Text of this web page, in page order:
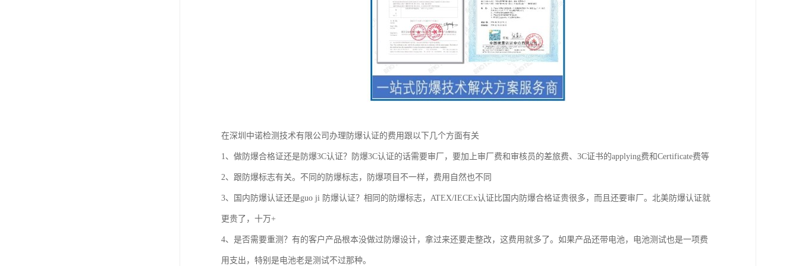
在深圳中诺检测技术有限公司办理防爆认证的费用跟以下几个方面有关
1、做防爆合格证还是防爆3C认证？防爆3C认证的话需要审厂，要加上审厂费和审核员的差旅费、3C证书的applying费和Certificate费等
2、跟防爆标志有关。不同的防爆标志，防爆项目不一样，费用自然也不同
3、国内防爆认证还是guo ji 防爆认证？相同的防爆标志，ATEX/IECEx认证比国内防爆合格证贵很多，而且还要审厂。北美防爆认证就
更贵了，十万+
4、是否需要重测？有的客户产品根本没做过防爆设计，拿过来还要走整改，这费用就多了。如果产品还带电池，电池测试也是一项费
用支出，特别是电池老是测试不过那种。